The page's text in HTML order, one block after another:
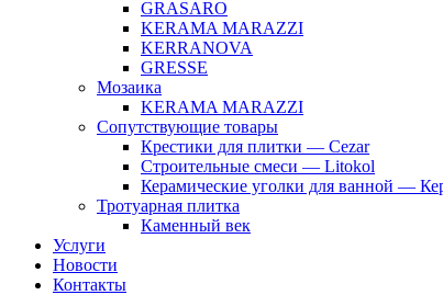
GRASARO
KERAMA MARAZZI
KERRANOVA
GRESSE
Мозаика
KERAMA MARAZZI
Сопутствующие товары
Крестики для плитки — Cezar
Строительные смеси — Litokol
Керамические уголки для ванной —
Тротуарная плитка
Каменный век
Услуги
Новости
Контакты